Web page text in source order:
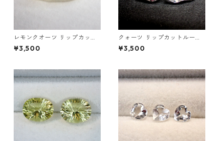
レモンクオーツ リップカット
ルース 1.89ct 11.8mm*6.1mm
*4.2mm
¥3,500
クォーツ リップカットルース
1.4ct以上 12mm*6mm前後
¥3,500